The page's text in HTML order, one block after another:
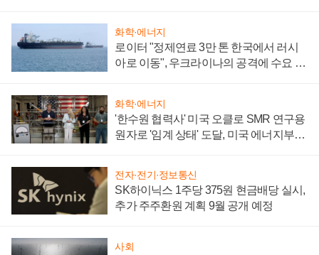
화학·에너지
로이터 "정제연료 3만 톤 한국에서 러시
아로 이동", 우크라이나의 공격에 수요 늘
화학·에너지
'한수원 협력사' 미국 오클로 SMR 연구용
원자로 '임계 상태' 도달, 미국 에너지부
전자·전기·정보통신
SK하이닉스 1주당 375원 현금배당 실시,
추가 주주환원 계획 9월 공개 예정
사회